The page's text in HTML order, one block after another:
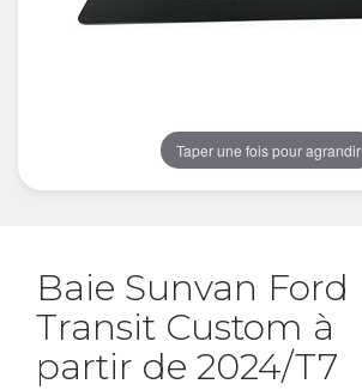
Taper une fois pour agrandir
Baie Sunvan Ford
Transit Custom à
partir de 2024/T7